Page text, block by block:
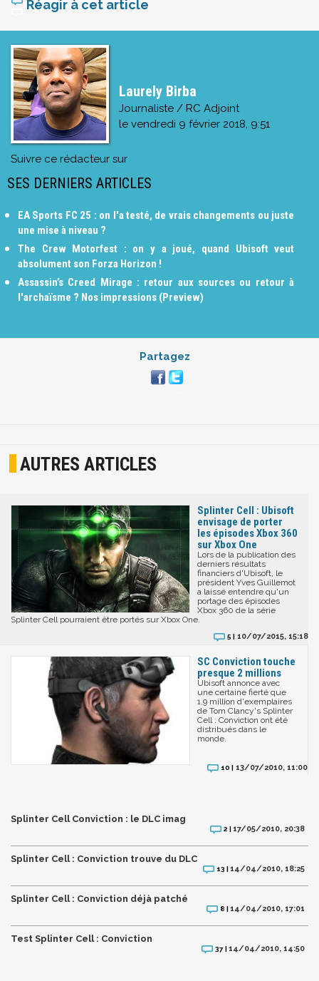
Réagir à cet article
Laurely Birba
Journaliste / RC Adjoint
le vendredi 9 février 2018, 9:51
Suivre ce rédacteur sur
SES DERNIERS ARTICLES
EA Sports FC 25 : on l'a testé, de vrais changements ou juste
une mise à niveau ?
The Crew Motorfest : on y a joué, quand Ubisoft veut
absolument son Forza Horizon !
Assassin’s Creed Mirage : retour aux sources ou retour à
l'archaïsme ? Nos impressions (Preview)
Partagez
AUTRES ARTICLES
Splinter Cell : Ubisoft
envisage de porter
les épisodes Xbox 360
sur Xbox One
Lors de la publication des
derniers résultats
financiers d'Ubisoft, le
président Yves Guillemot
a laissé entendre qu'un
portage des épisodes
Xbox 360 de la série
Splinter Cell pourraient être portés sur Xbox One.
5 | 10/07/2015, 15:18
SC Conviction touche
presque 2 millions
Ubisoft annonce avec
une certaine fierté que
1,9 million d'exemplaires
de Tom Clancy's Splinter
Cell : Conviction ont été
distribués dans le
monde.
10 | 13/07/2010, 11:00
Splinter Cell Conviction : le DLC imag
2 |17/05/2010, 20:38
Splinter Cell : Conviction trouve du DLC
13 |14/04/2010, 18:25
Splinter Cell : Conviction déjà patché
8 |14/04/2010, 17:01
Test Splinter Cell : Conviction
37 |14/04/2010, 14:50